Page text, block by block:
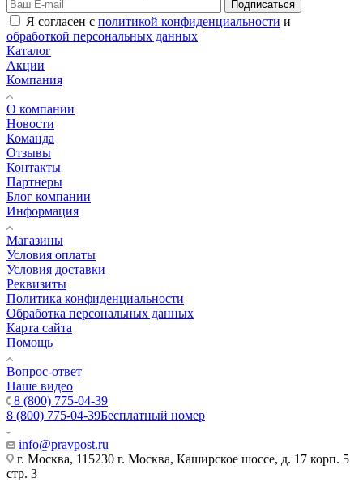
Подписаться
Я согласен с политикой конфиденциальности и
обработкой персональных данных
Каталог
Акции
Компания
О компании
Новости
Команда
Отзывы
Контакты
Партнеры
Блог компании
Информация
Магазины
Условия оплаты
Условия доставки
Реквизиты
Политика конфиденциальности
Обработка персональных данных
Карта сайта
Помощь
Вопрос-ответ
Наше видео
8 (800) 775-04-39
8 (800) 775-04-39Бесплатный номер
info@pravpost.ru
г. Москва, 115230 г. Москва, Каширское шоссе, д. 17 корп. 5
стр. 3